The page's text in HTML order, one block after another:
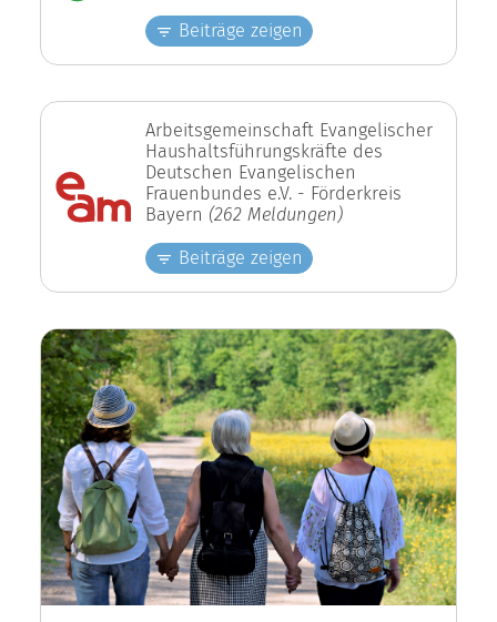
Beiträge zeigen
Arbeitsgemeinschaft Evangelischer
Haushaltsführungskräfte des
Deutschen Evangelischen
Frauenbundes e.V. - Förderkreis
Bayern (262 Meldungen)
Beiträge zeigen